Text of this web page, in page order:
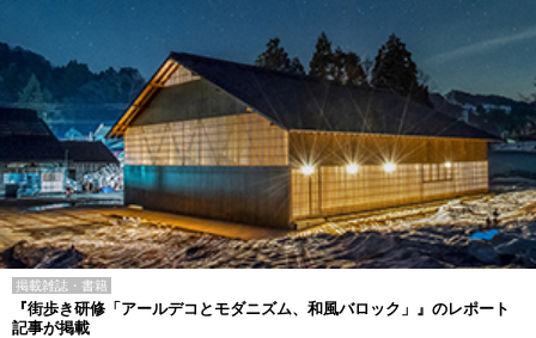
掲載雑誌・書籍
『街歩き研修「アールデコとモダニズム、和風バロック」』のレポート
記事が掲載